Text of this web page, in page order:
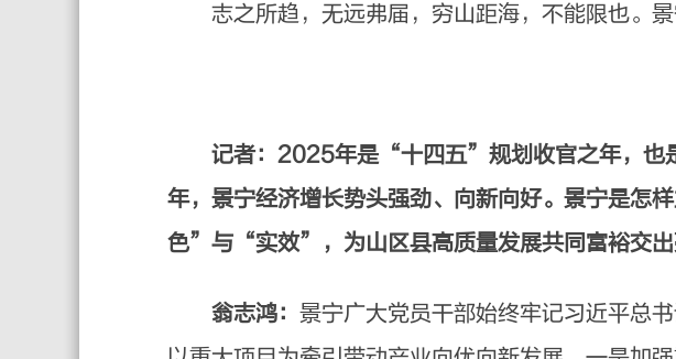
志之所趋，无远弗届，穷山距海，不能限也。景
记者：2025年是“十四五”规划收官之年，也
年，景宁经济增长势头强劲、向新向好。景宁是怎
色”与“实效”，为山区县高质量发展共同富裕交出
翁志鸿： 景宁广大党员干部始终牢记习近平总